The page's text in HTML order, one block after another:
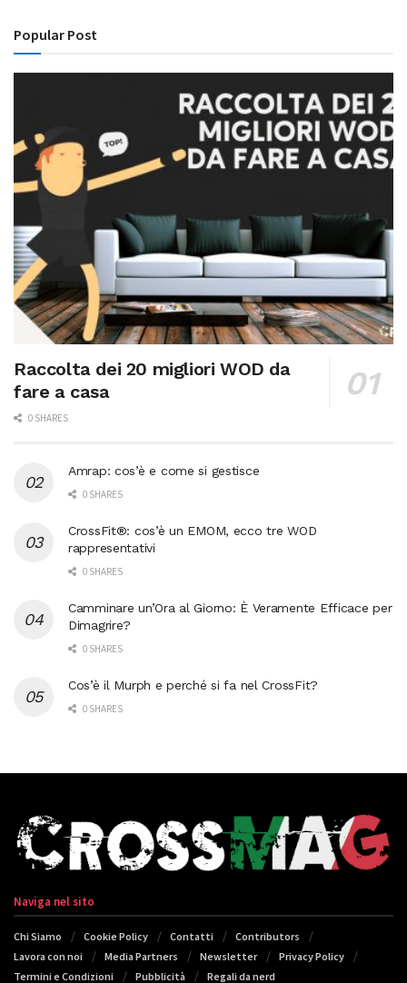
Popular Post
Raccolta dei 20 migliori WOD da
fare a casa
0 SHARES
Amrap: cos’è e come si gestisce
0 SHARES
CrossFit®: cos’è un EMOM, ecco tre WOD
rappresentativi
0 SHARES
Camminare un’Ora al Giorno: È Veramente Efficace per
Dimagrire?
0 SHARES
Cos’è il Murph e perché si fa nel CrossFit?
0 SHARES
Naviga nel sito
Chi Siamo Cookie Policy Contatti
Contributors
Lavora con noi
Media Partners Newsletter
Privacy Policy
Termini e Condizioni
Pubblicità Regali da nerd